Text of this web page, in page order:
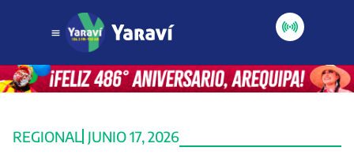
REGIONAL JUNIO 17, 2026